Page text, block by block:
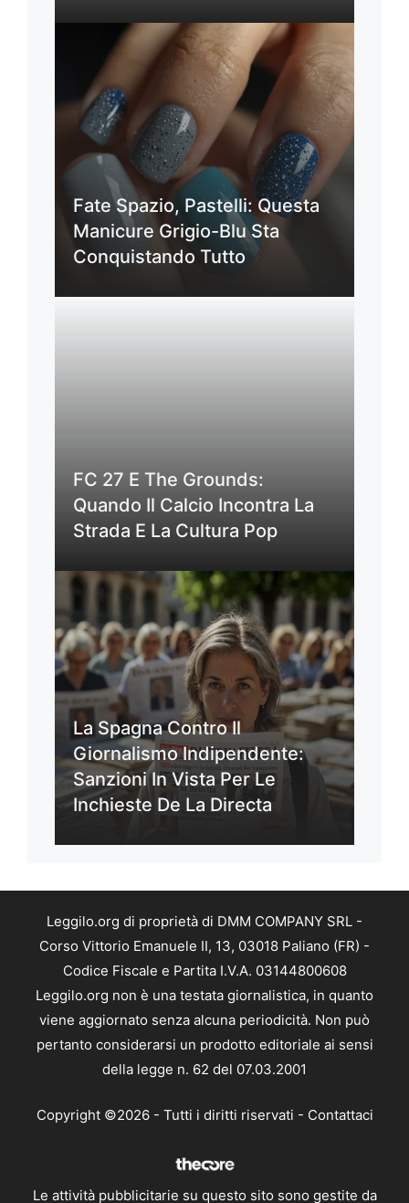
Fate Spazio, Pastelli: Questa
Manicure Grigio-Blu Sta
Conquistando Tutto
FC 27 E The Grounds:
Quando Il Calcio Incontra La
Strada E La Cultura Pop
La Spagna Contro Il
Giornalismo Indipendente:
Sanzioni In Vista Per Le
Inchieste De La Directa
Leggilo.org di proprietà di DMM COMPANY SRL -
Corso Vittorio Emanuele II, 13, 03018 Paliano (FR) -
Codice Fiscale e Partita I.V.A. 03144800608
Leggilo.org non è una testata giornalistica, in quanto
viene aggiornato senza alcuna periodicità. Non può
pertanto considerarsi un prodotto editoriale ai sensi
della legge n. 62 del 07.03.2001
Copyright ©2026 - Tutti i diritti riservati - Contattaci
Le attività pubblicitarie su questo sito sono gestite da